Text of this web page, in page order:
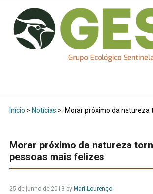
Início > Notícias > Morar próximo da natureza
Morar próximo da natureza
pessoas mais felizes
25 de junho de 2013 by Mari Lourenço